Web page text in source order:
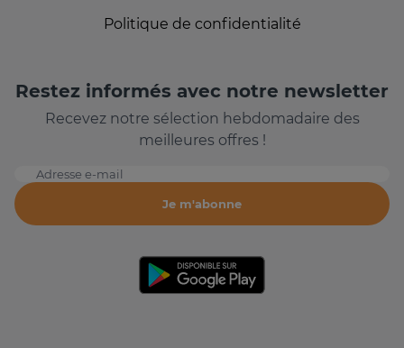
Politique de confidentialité
Restez informés avec notre newsletter
Recevez notre sélection hebdomadaire des
meilleures offres !
Adresse e-mail
Je m'abonne